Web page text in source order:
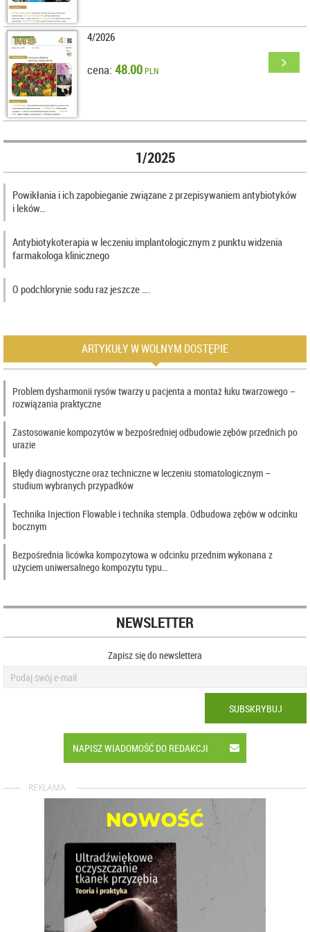
4/2026
cena: 48.00PLN
1/2025
Powikłania i ich zapobieganie związane z przepisywaniem antybiotyków
i leków…
Antybiotykoterapia w leczeniu implantologicznym z punktu widzenia
farmakologa klinicznego
O podchlorynie sodu raz jeszcze ….
ARTYKUŁY W WOLNYM DOSTĘPIE
Problem dysharmonii rysów twarzy u pacjenta a montaż łuku twarzowego –
rozwiązania praktyczne
Zastosowanie kompozytów w bezpośredniej odbudowie zębów przednich po
urazie
Błędy diagnostyczne oraz techniczne w leczeniu stomatologicznym –
studium wybranych przypadków
Technika Injection Flowable i technika stempla. Odbudowa zębów w odcinku
bocznym
Bezpośrednia licówka kompozytowa w odcinku przednim wykonana z
użyciem uniwersalnego kompozytu typu…
NEWSLETTER
Zapisz się do newslettera
SUBSKRYBUJ
NAPISZ WIADOMOŚĆ DO REDAKCJI
REKLAMA